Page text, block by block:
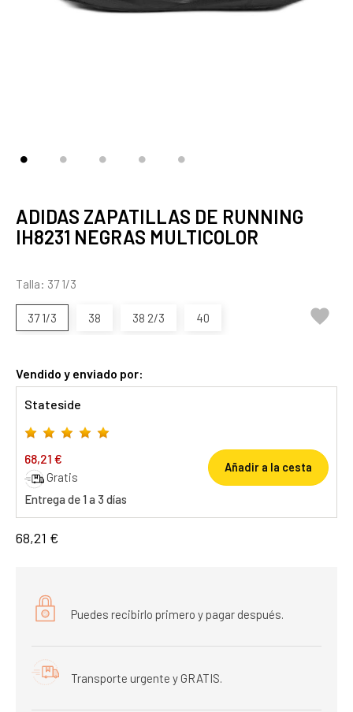
ADIDAS ZAPATILLAS DE RUNNING
IH8231 NEGRAS MULTICOLOR
Talla: 37 1/3
37 1/3 38 38 2/3 40 
Vendido y enviado por:
Stateside
68,21 €
Gratis
Entrega de 1 a 3 días
Añadir a la cesta
68,21 €
Puedes recibirlo primero y pagar después.
Transporte urgente y GRATIS.